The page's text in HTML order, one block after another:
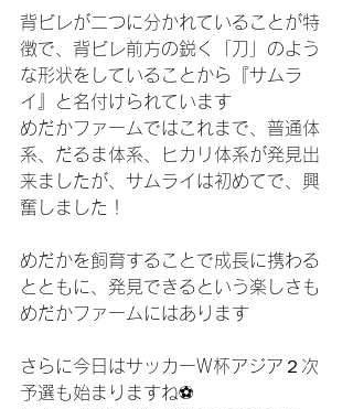
背ビレが二つに分かれていることが特
徴で、背ビレ前方の鋭く「刀」のよう
な形状をしていることから『サムラ
イ』と名付けられています
めだかファームではこれまで、普通体
系、だるま体系、ヒカリ体系が発見出
来ましたが、サムライは初めてで、興
奮しました！
めだかを飼育することで成長に携わる
とともに、発見できるという楽しさも
めだかファームにはあります
さらに今日はサッカーW杯アジア２次
予選も始まりますね⚽